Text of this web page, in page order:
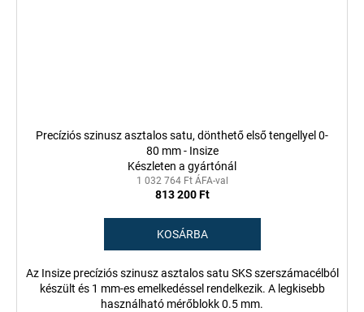
Precíziós szinusz asztalos satu, dönthető első tengellyel 0-
80 mm - Insize
Készleten a gyártónál
1 032 764 Ft ÁFA-val
813 200 Ft
KOSÁRBA
Az Insize precíziós szinusz asztalos satu SKS szerszámacélból
készült és 1 mm-es emelkedéssel rendelkezik. A legkisebb
használható mérőblokk 0.5 mm.